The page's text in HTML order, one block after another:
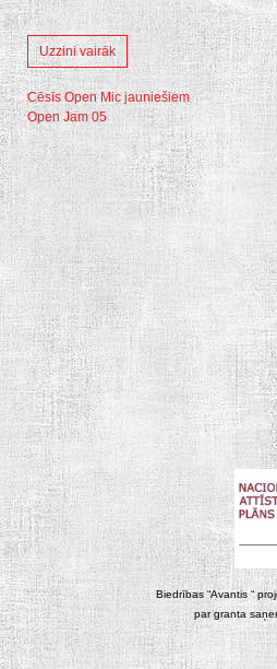
Uzzini vairāk
Cēsīs Open Mic jauniešiem
Open Jam 05
Biedrības “Avantis “
par granta